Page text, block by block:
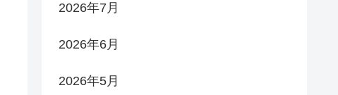
2026年7月
2026年6月
2026年5月